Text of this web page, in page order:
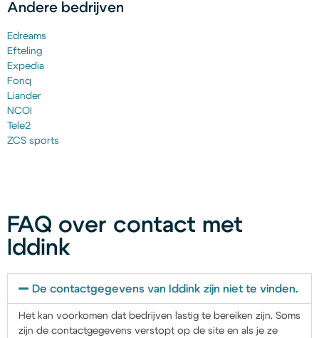
Andere bedrijven
Edreams
Efteling
Expedia
Fonq
Liander
NCOI
Tele2
ZCS sports
FAQ over contact met
Iddink
De contactgegevens van Iddink zijn niet te vinden.
Het kan voorkomen dat bedrijven lastig te bereiken zijn. Soms
zijn de contactgegevens verstopt op de site en als je ze